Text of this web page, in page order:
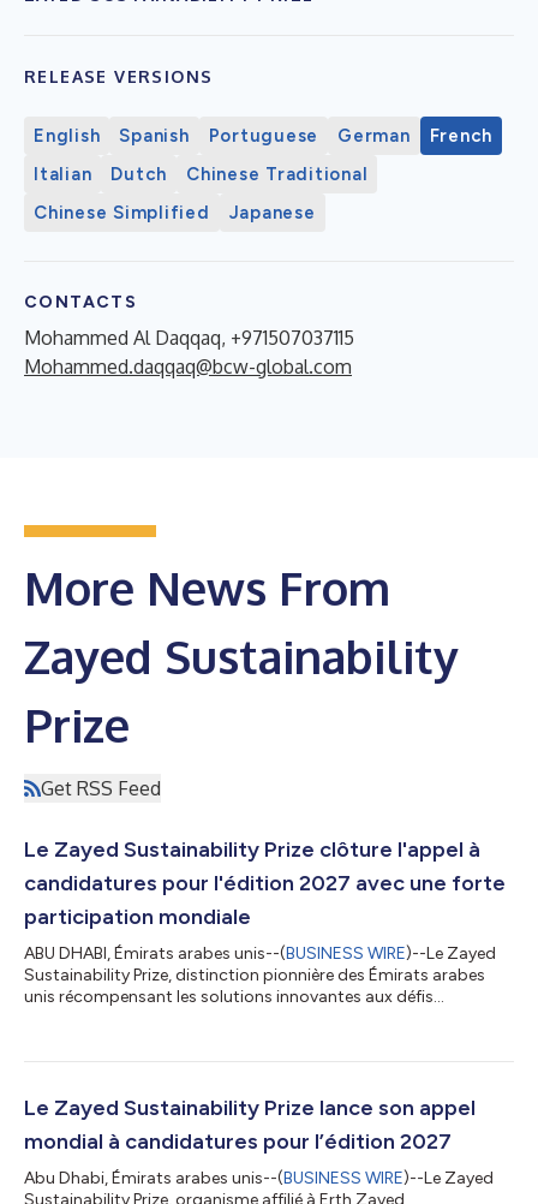
RELEASE VERSIONS
English Spanish Portuguese German
French
Italian
Dutch
Chinese Traditional
Chinese Simplified
Japanese
CONTACTS
Mohammed Al Daqqaq, +971507037115
Mohammed.daqqaq@bcw-global.com
More News From
Zayed Sustainability
Prize
Get RSS Feed
Le Zayed Sustainability Prize clôture l'appel à
candidatures pour l'édition 2027 avec une forte
participation mondiale
ABU DHABI, Émirats arabes unis--(BUSINESS WIRE)--Le Zayed
Sustainability Prize, distinction pionnière des Émirats arabes
unis récompensant les solutions innovantes aux défis
233 candidatures provenant de 177 pays dans ses six
climat et Lycées du monde. Ce prix, qui en est désormais à sa
18e édition, continue d'at...
Le Zayed Sustainability Prize lance son appel
mondial à candidatures pour l’édition 2027
Abu Dhabi, Émirats arabes unis--(BUSINESS WIRE)--Le Zayed
Sustainability Prize, organisme affilié à Erth Zayed